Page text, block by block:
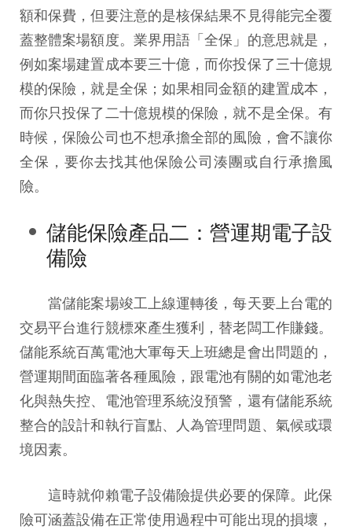
額和保費，但要注意的是核保結果不見得能完全覆
蓋整體案場額度。業界用語「全保」的意思就是，
例如案場建置成本要三十億，而你投保了三十億規
模的保險，就是全保；如果相同金額的建置成本，
而你只投保了二十億規模的保險，就不是全保。有
時候，保險公司也不想承擔全部的風險，會不讓你
全保，要你去找其他保險公司湊團或自行承擔風
險。
儲能保險產品二：營運期電子設
備險
當儲能案場竣工上線運轉後，每天要上台電的
交易平台進行競標來產生獲利，替老闆工作賺錢。
儲能系統百萬電池大軍每天上班總是會出問題的，
營運期間面臨著各種風險，跟電池有關的如電池老
化與熱失控、電池管理系統沒預警，還有儲能系統
整合的設計和執行盲點、人為管理問題、氣候或環
境因素。
這時就仰賴電子設備險提供必要的保障。此保
險可涵蓋設備在正常使用過程中可能出現的損壞，